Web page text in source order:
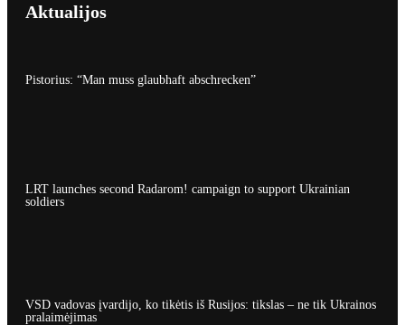
Aktualijos
Pistorius: “Man muss glaubhaft abschrecken”
LRT launches second Radarom! campaign to support Ukrainian
soldiers
VSD vadovas įvardijo, ko tikėtis iš Rusijos: tikslas – ne tik Ukrainos
pralaimėjimas